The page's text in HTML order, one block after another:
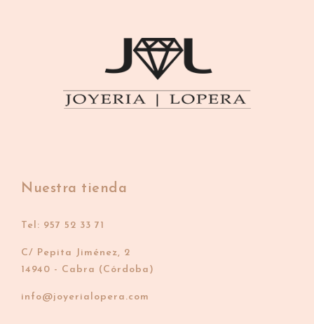
Nuestra tienda
Tel: 957 52 33 71
C/ Pepita Jiménez, 2
14940 - Cabra (Córdoba)
info@joyerialopera.com